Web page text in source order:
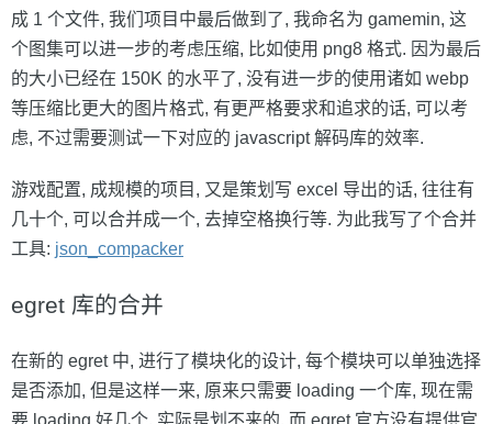
成 1 个文件, 我们项目中最后做到了, 我命名为 gamemin, 这
个图集可以进一步的考虑压缩, 比如使用 png8 格式. 因为最后
的大小已经在 150K 的水平了, 没有进一步的使用诸如 webp
等压缩比更大的图片格式, 有更严格要求和追求的话, 可以考
虑, 不过需要测试一下对应的 javascript 解码库的效率.
游戏配置, 成规模的项目, 又是策划写 excel 导出的话, 往往有
几十个, 可以合并成一个, 去掉空格换行等. 为此我写了个合并
工具: json_compacker
egret 库的合并
在新的 egret 中, 进行了模块化的设计, 每个模块可以单独选择
是否添加, 但是这样一来, 原来只需要 loading 一个库, 现在需
要 loading 好几个, 实际是划不来的, 而 egret 官方没有提供官